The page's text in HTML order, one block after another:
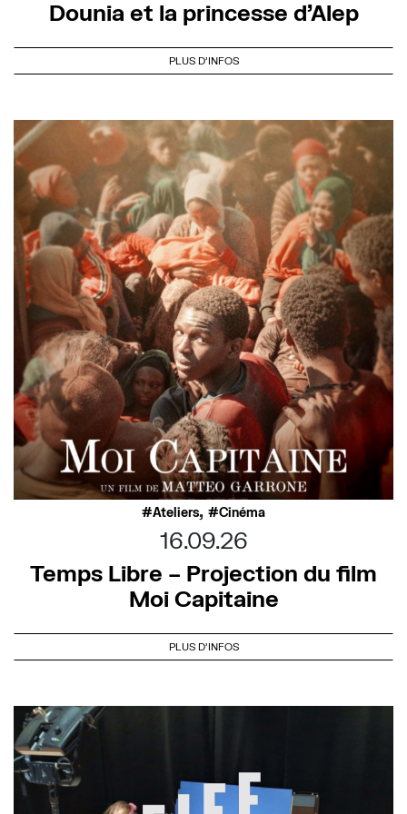
Dounia et la princesse d’Alep
PLUS D'INFOS
Ateliers, Cinéma
16.09.26
Temps Libre – Projection du film
Moi Capitaine
PLUS D'INFOS